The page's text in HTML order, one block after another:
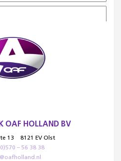
OAF HOLLAND BV
13
8121 EV Olst
– 56 38 38